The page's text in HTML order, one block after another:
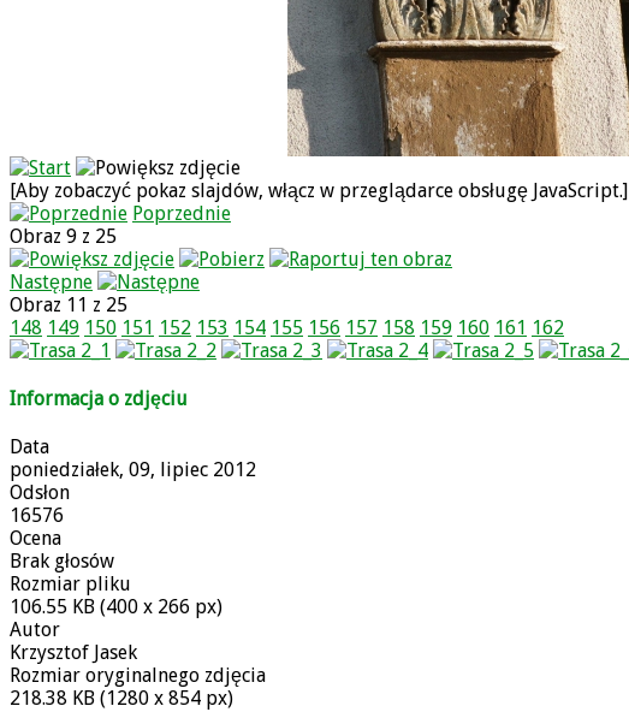
[Aby zobaczyć pokaz slajdów, włącz w przeglądarce obsługę JavaScript.]
Poprzednie
Obraz 9 z 25
Następne
Obraz 11 z 25
148 149 150 151 152 153 154 155 156 157 158 159 160 161 162
Informacja o zdjęciu
Data
poniedziałek, 09, lipiec 2012
Odsłon
16576
Ocena
Brak głosów
Rozmiar pliku
106.55 KB (400 x 266 px)
Autor
Krzysztof Jasek
Rozmiar oryginalnego zdjęcia
218.38 KB (1280 x 854 px)